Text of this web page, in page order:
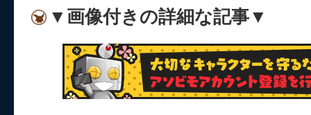
▼画像付きの詳細な記事▼